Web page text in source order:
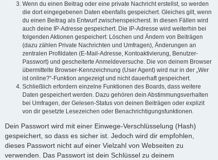
Wenn du einen Beitrag oder eine private Nachricht erstellst, so werden
die dort eingegebenen Daten ebenfalls gespeichert. Gleiches gilt, wenn
du einen Beitrag als Entwurf zwischenspeicherst. In diesen Fällen wird
auch deine IP-Adresse gespeichert. Die IP-Adresse wird weiterhin bei
folgenden Aktionen gespeichert: Löschen und Ändern von Beiträgen
(dazu zählen Private Nachrichten und Umfragen), Änderungen an
zentralen Profildaten (E-Mail-Adresse, Kontoaktivierung, Benutzer-
Passwort) und gescheiterte Anmeldeversuche. Die von deinem Browser
übermittelte Browser-Kennzeichnung (User Agent) wird nur in der „Wer
ist online?“-Funktion angezeigt und nicht dauerhaft gespeichert.
Schließlich erfordern einzelne Funktionen des Boards, dass weitere
Daten gespeichert werden. Dazu gehören dein Abstimmungsverhalten
bei Umfragen, der Gelesen-Status von deinen Beiträgen oder explizit
von dir gesetzte Lesezeichen oder Benachrichtigungsfunktionen.
Dein Passwort wird mit einer Einwege-Verschlüsselung (Hash)
gespeichert, so dass es sicher ist. Jedoch wird dir empfohlen,
dieses Passwort nicht auf einer Vielzahl von Webseiten zu
verwenden. Das Passwort ist dein Schlüssel zu deinem